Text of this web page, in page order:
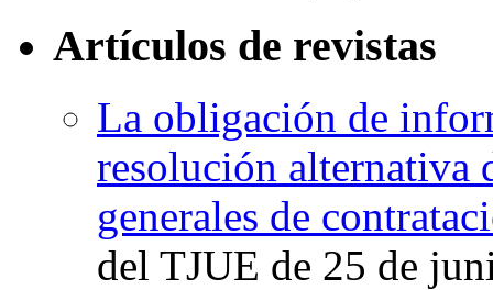
Artículos de revistas
La obligación de
resolución alternativa
generales de
del TJUE de 25 de